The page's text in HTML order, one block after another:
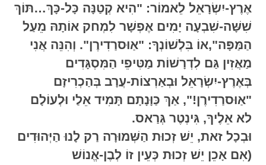
אֶרֶץ-יִשְׂרָאֵל לֵאמוֹר: "הִיא קְטַנָּה כָּל-כָּךְ…תּוֹךְ
שִׁשָּׁה-שִׁבְעָה יָמִים אֶפְשָׁר לִמְחק אוֹתָהּ מֵעַל
הַמַּפָּה",אוֹ בִּלְשׁוֹנְךָ: "אַוּסרַדִירֶן". וְהִנֵּה אֲנִי
מַאֲזִין גַּם לִדְרָשׁוֹת מַטִּיפֵי הַמִּסְגָּדִים
בְּאֶרֶץ-יִשְׂרָאֵל וּבְאַרְצוֹת-עֲרָב בְּהַכְרִיזָם
"אַוּסרַדִירֶן!", אַךְ כַּוָּנָתָם תָּמִיד אֵלַי וּלְעוֹלָם
לא אֵלֶיךָ, גִּינְטֶר גְּרַאס.
וּבְכָל זאת, יֵשׁ זְכוּת הַשְּׁמוּרָה רַק לָנוּ הַיְּהוּדִים
(אִם אָכֵן יֵשׁ זְכוּת כְּעֵין זוֹ לְבֶן-אֱנוֹשׁ